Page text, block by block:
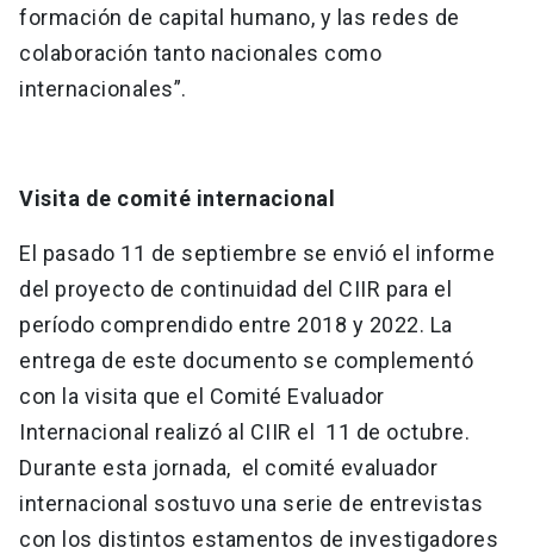
formación de capital humano, y las redes de
colaboración tanto nacionales como
internacionales”.
Visita de comité internacional
El pasado 11 de septiembre se envió el informe
del proyecto de continuidad del CIIR para el
período comprendido entre 2018 y 2022. La
entrega de este documento se complementó
con la visita que el Comité Evaluador
Internacional realizó al CIIR el 11 de octubre.
Durante esta jornada, el comité evaluador
internacional sostuvo una serie de entrevistas
con los distintos estamentos de investigadores